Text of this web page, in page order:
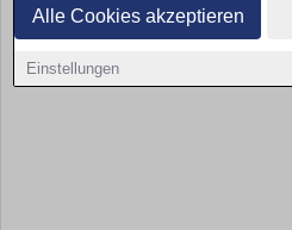
Alle Cookies akzeptieren
Einstellungen